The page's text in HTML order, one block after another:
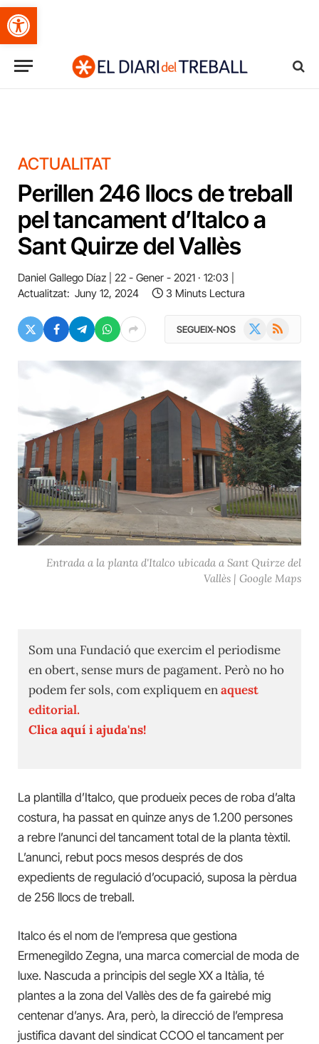
Obre la barra d'eines
ACTUALITAT
Perillen 246 llocs de treball
pel tancament d’Italco a
Sant Quirze del Vallès
Daniel Gallego Díaz
22 - Gener - 2021 · 12:03
Actualitzat: Juny 12, 2024 3 Minuts Lectura
SEGUEIX-NOS RSS
Entrada a la planta d'Italco ubicada a Sant Quirze del
Vallès | Google Maps
Som una Fundació que exercim el periodisme
en obert, sense murs de pagament. Però no ho
podem fer sols, com expliquem enaquest
editorial.
Clica aquí i ajuda'ns!
La plantilla d’Italco, que produeix peces de roba d’alta
costura, ha passat en quinze anys de 1.200 persones
a rebre l’anunci del tancament total de la planta tèxtil.
L’anunci, rebut pocs mesos després de dos
expedients de regulació d’ocupació, suposa la pèrdua
de 256 llocs de treball.
Italco és el nom de l’empresa que gestiona
Ermenegildo Zegna, una marca comercial de moda de
luxe. Nascuda a principis del segle XX a Itàlia, té
plantes a la zona del Vallès des de fa gairebé mig
centenar d’anys. Ara, però, la direcció de l’empresa
justifica davant del sindicat CCOO el tancament per